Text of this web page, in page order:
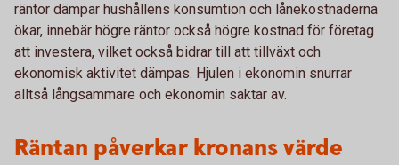
räntor dämpar hushållens konsumtion och lånekostnaderna
ökar, innebär högre räntor också högre kostnad för företag
att investera, vilket också bidrar till att tillväxt och
ekonomisk aktivitet dämpas. Hjulen i ekonomin snurrar
alltså långsammare och ekonomin saktar av.
Räntan påverkar kronans värde